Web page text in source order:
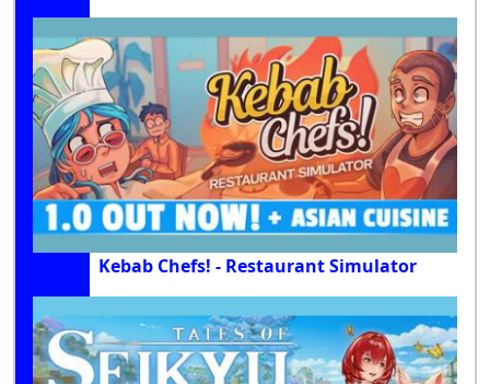
Kebab Chefs! - Restaurant Simulator